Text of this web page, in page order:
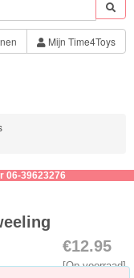
Mijn Time4Toys
€12.95
[Op voorraad]